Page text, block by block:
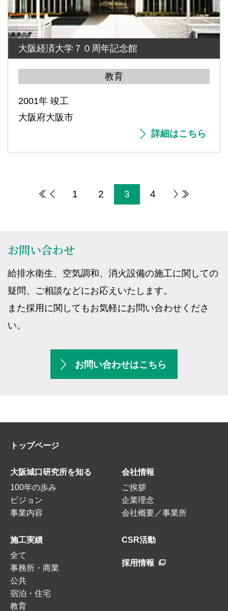
大阪経済大学７０周年記念館
教育
2001年 竣工
大阪府大阪市
詳細はこちら
1 2 3 4
お問い合わせ
給排水衛生、空気調和、消火設備の施工に関しての
疑問、ご相談などにお応えいたします。
また採用に関してもお気軽にお問い合わせくださ
い。
お問い合わせはこちら
トップページ
大阪城口研究所を知る
100年の歩み
ビジョン
事業内容
会社情報
ご挨拶
企業理念
会社概要／事業所
施工実績
全て
事務所・商業
公共
宿泊・住宅
教育
CSR活動
採用情報